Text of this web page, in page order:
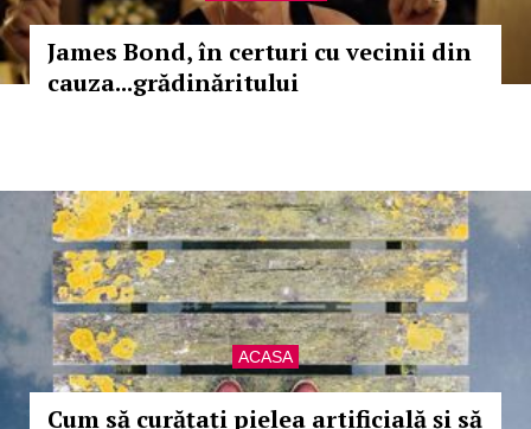
James Bond, în certuri cu vecinii din
cauza...grădinăritului
ACASA
Cum să curățați pielea artificială și să